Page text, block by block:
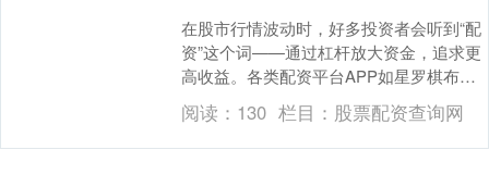
在股市行情波动时，好多投资者会听到“配
资”这个词——通过杠杆放大资金，追求更
高收益。各类配资平台APP如星罗棋布般
走漏新手炒股杠杆开户 - 线上股票配资如
何注册....
阅读： 130 栏目： 股票配资查询网